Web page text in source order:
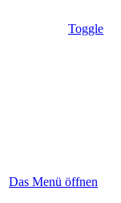
Toggle
Das Menü öffnen